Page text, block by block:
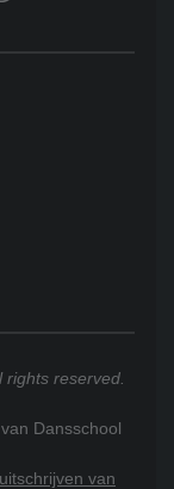
reserved.
Dansschool
van